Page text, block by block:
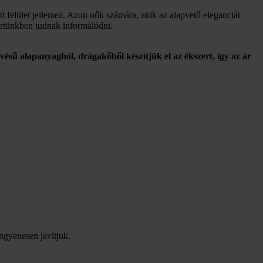
jellemez. Azon nők számára, akik az alapvető eleganciát
tudnak informálódni.
alapanyagból, drágakőből készítjük el az ékszert, így az ár
javítjuk.